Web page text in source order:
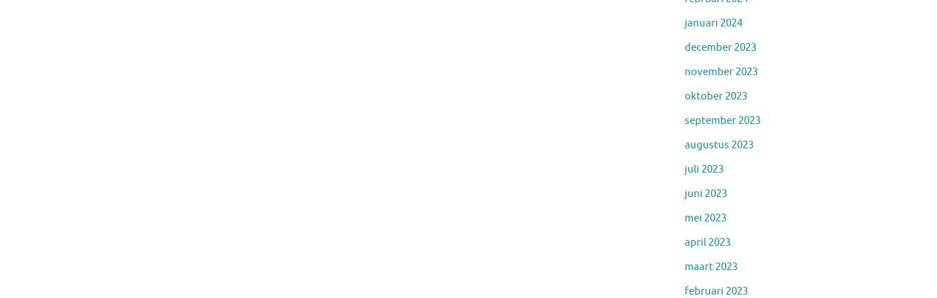
januari 2024
december 2023
november 2023
oktober 2023
september 2023
augustus 2023
juli 2023
juni 2023
mei 2023
april 2023
maart 2023
februari 2023